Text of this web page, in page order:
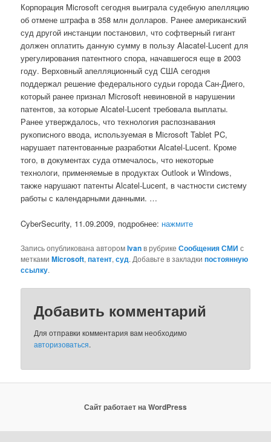
Корпорация Microsoft сегодня выиграла судебную апелляцию
об отмене штрафа в 358 млн долларов. Ранее американский
суд другой инстанции постановил, что софтверный гигант
должен оплатить данную сумму в пользу Alacatel-Lucent для
урегулирования патентного спора, начавшегося еще в 2003
году. Верховный апелляционный суд США сегодня
поддержал решение федерального судьи города Сан-Диего,
который ранее признал Microsoft невиновной в нарушении
патентов, за которые Alcatel-Lucent требовала выплаты.
Ранее утверждалось, что технология распознавания
рукописного ввода, используемая в Microsoft Tablet PC,
нарушает патентованные разработки Alcatel-Lucent. Кроме
того, в документах суда отмечалось, что некоторые
технологи, применяемые в продуктах Outlook и Windows,
также нарушают патенты Alcatel-Lucent, в частности систему
работы с календарными данными. …
CyberSecurity, 11.09.2009, подробнее: нажмите
Запись опубликована авторомIvanв рубрикеСообщения СМИ с
меткамиMicrosoft,патент,суд. Добавьте в закладкипостоянную
ссылку.
Добавить комментарий
Для отправки комментария вам необходимо
авторизоваться.
Сайт работает на WordPress